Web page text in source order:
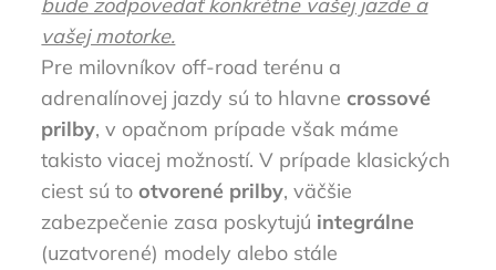
bude zodpovedať konkrétne vašej jazde a
vašej motorke.
Pre milovníkov off-road terénu a
adrenalínovej jazdy sú to hlavnecrossové
prilby, v opačnom prípade však máme
takisto viacej možností. V prípade klasických
ciest sú tootvorené prilby, väčšie
zabezpečenie zasa poskytujú integrálne
(uzatvorené) modely alebo stále